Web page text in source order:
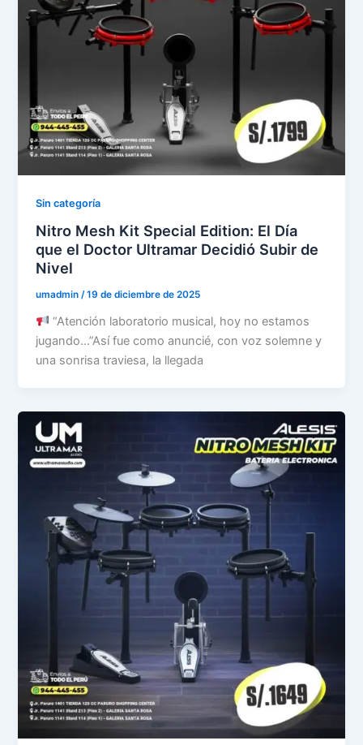
Sin categoría
Nitro Mesh Kit Special Edition: El Día
que el Doctor Ultramar Decidió Subir de
Nivel
umadmin/19 de diciembre de 2025
“Atención laboratorio musical, hoy no estamos
jugando…”Así fue como anuncié, con voz solemne y
una sonrisa traviesa, la llegada